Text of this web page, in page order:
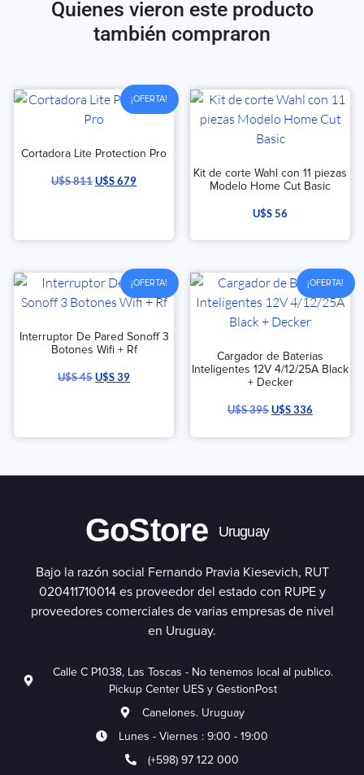
Quienes vieron este producto
también compraron
¡OFERTA!
Cortadora Lite Protection Pro
U$S811U$S679
Kit de corte Wahl con 11 piezas
Modelo Home Cut Basic
U$S56
¡OFERTA!
Interruptor De Pared Sonoff 3
Botones Wifi + Rf
U$S45U$S39
¡OFERTA!
Cargador de Baterias
Inteligentes 12V 4/12/25A Black
+ Decker
U$S395U$S336
GoStore Uruguay
Bajo la razón social Fernando Pravia Kiesevich, RUT
020411710014 es proveedor del estado con RUPE y
proveedores comerciales de varias empresas de nivel
en Uruguay.
Calle C P1038, Las Toscas - No tenemos local al publico.
Pickup Center UES y GestionPost
Canelones. Uruguay
Lunes - Viernes : 9:00 - 19:00
(+598) 97 122 000